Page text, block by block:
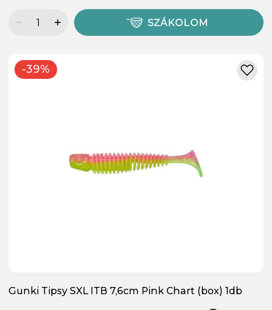
SZÁKOLOM
-39%
Gunki Tipsy SXL ITB 7,6cm Pink Chart (box) 1db